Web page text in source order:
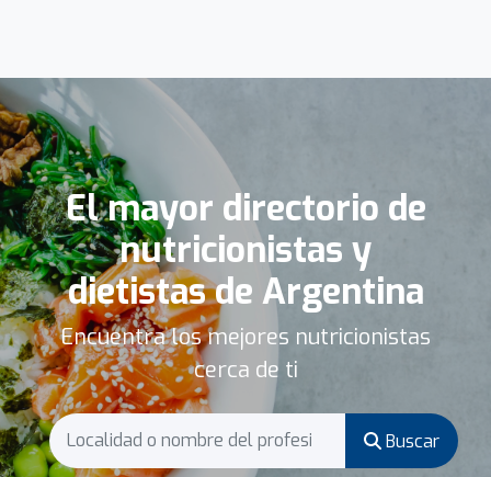
El mayor directorio de
nutricionistas y
dietistas de Argentina
Encuentra los mejores nutricionistas
cerca de ti
Buscar